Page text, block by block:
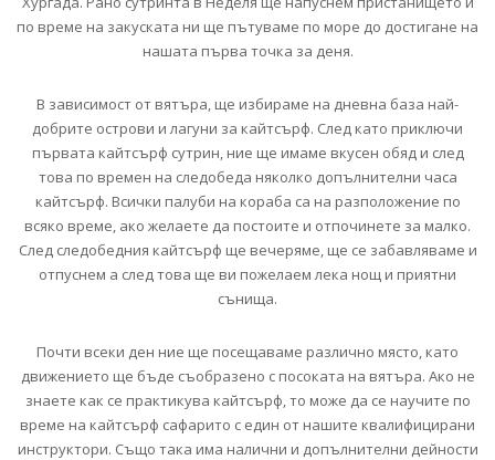
по време на закуската ни ще пътуваме по море до достигане на
нашата първа точка за деня.
В зависимост от вятъра, ще избираме на дневна база най-
добрите острови и лагуни за кайтсърф. След като приключи
първата кайтсърф сутрин, ние ще имаме вкусен обяд и след
това по времен на следобеда няколко допълнителни часа
кайтсърф. Всички палуби на кораба са на разположение по
всяко време, ако желаете да постоите и отпочинете за малко.
След следобедния кайтсърф ще вечеряме, ще се забавляваме и
отпуснем а след това ще ви пожелаем лека нощ и приятни
сънища.
Почти всеки ден ние ще посещаваме различно място, като
движението ще бъде съобразено с посоката на вятъра. Ако не
знаете как се практикува кайтсърф, то може да се научите по
време на кайтсърф сафарито с един от нашите квалифицирани
инструктори. Също така има налични и допълнителни дейности